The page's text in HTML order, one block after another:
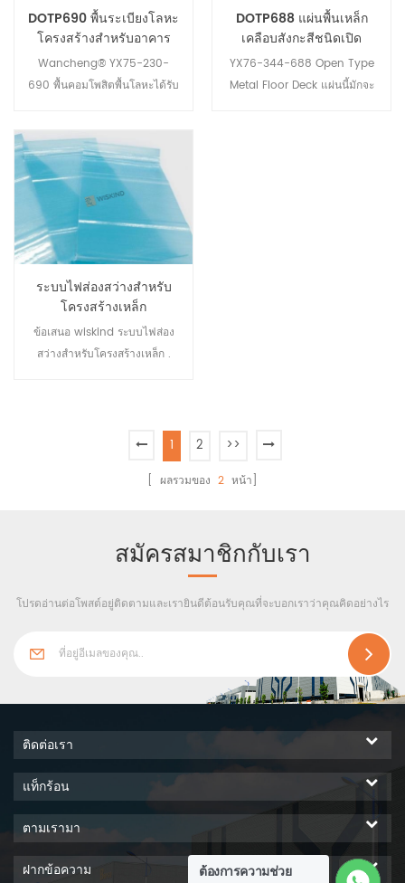
DOTP690 พื้นระเบียงโลหะ
โครงสร้างสำหรับอาคาร
หลายชั้น
Wancheng® YX75-230-
690 พื้นคอมโพสิตพื้นโลหะได้รับ
ความต้องการของโครงสร้างคอม
โพสิตเหล็กและคอนกรีตด้วยการ
สนับสนุนที่แข็งแกร่งจาก
มหาวิทยาลัยเทียนจิน พื้นคอมโพ
สิต Wancheng ใช้ขั้วต่อแรง
เฉือนเพื่อเชื่อมต่อเหล็ก แผ่นพื้น
และคอนกรีตเชื่อมต่อกันและได้
รับแรงร่วมกัน ทำให้ได้ประโยชน์
จากวัสดุทั้งสองนี้อย่างเต็มที่
DOTP688 แผ่นพื้นเหล็ก
เคลือบสังกะสีชนิดเปิด
YX76-344-688 Open Type
Metal Floor Deck แผ่นนี้มักจะ
ระบบไฟส่องสว่างสำหรับ
โครงสร้างเหล็ก
ข้อเสนอ wiskind ระบบไฟส่อง
สว่างสำหรับโครงสร้างเหล็ก .
ประหยัดพลังงานสีเขียวความ
ทนทานยาวนานทนไฟและแรง
ดันแสงนุ่มนวลและความรู้สึก
โกดังเก็บสินค้าและได้รับความ
1 2 >>
[ ผลรวมของ 2 หน้า]
สมัครสมาชิกกับเรา
โปรดอ่านต่อโพสต์อยู่ติดตามและเรายินดีต้อนรับคุณที่จะบอกเราว่าคุณคิดอย่างไร
ต้องการความช่วย
ติดต่อเรา
แท็กร้อน
ตามเรามา
ฝากข้อความ